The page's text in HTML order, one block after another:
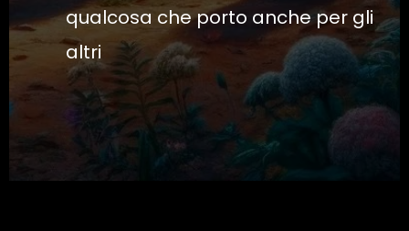
qualcosa che porto anche per gli
altri